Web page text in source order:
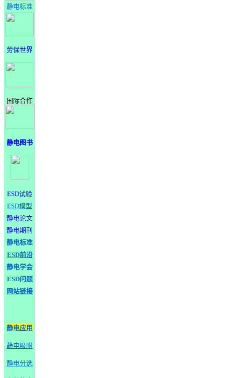
静电标准
劳保世界
国际合作
静电图书
ESD试验
ESD模型
静电论文
静电期刊
静电标准
ESD前沿
静电学会
ESD问题
网站链接
静电应用
静电吸附
静电分选